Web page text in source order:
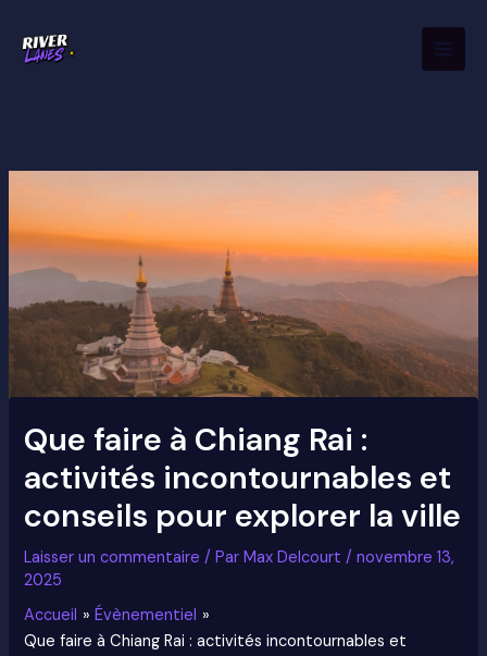
contenu
Que faire à Chiang Rai :
activités incontournables et
conseils pour explorer la ville
Laisser un commentaire / ParMax Delcourt/novembre 13,
2025
Accueil
Évènementiel
Que faire à Chiang Rai : activités incontournables et